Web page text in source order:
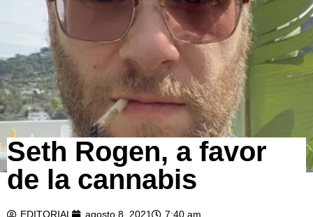
Seth Rogen, a favor
de la cannabis
EDITORIAL agosto 8, 2021 7:40 am